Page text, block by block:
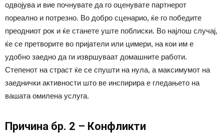
одвојува и вие почнувате да го оценувате партнерот
пореално и потрезно. Во добро сценарио, ќе го победите
преодниот рок и ќе станете уште поблиски. Во најлош случај,
ќе се претворите во пријатели или цимери, на кои им е
удобно заедно да ги извршуваат домашните работи.
Степенот на страст ќе се спушти на нула, а максимумот на
заеднички активности што ве инспирира е гледањето на
вашата омилена услуга.
Причина бр. 2 – Конфликти